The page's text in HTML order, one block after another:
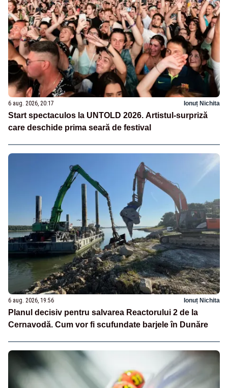
6 aug. 2026, 20:17 Ionuț Nichita
Start spectaculos la UNTOLD 2026. Artistul-surpriză
care deschide prima seară de festival
6 aug. 2026, 19:56 Ionuț Nichita
Planul decisiv pentru salvarea Reactorului 2 de la
Cernavodă. Cum vor fi scufundate barjele în Dunăre